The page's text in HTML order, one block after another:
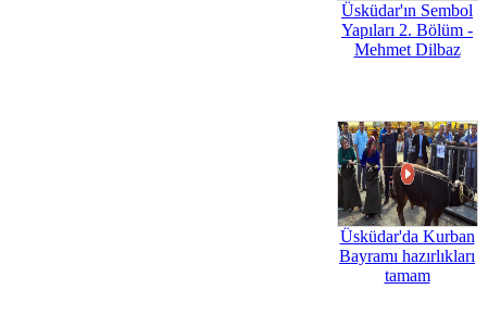
Üsküdar'ın Sembol
Yapıları 2. Bölüm -
Mehmet Dilbaz
Üsküdar'da Kurban
Bayramı hazırlıkları
tamam